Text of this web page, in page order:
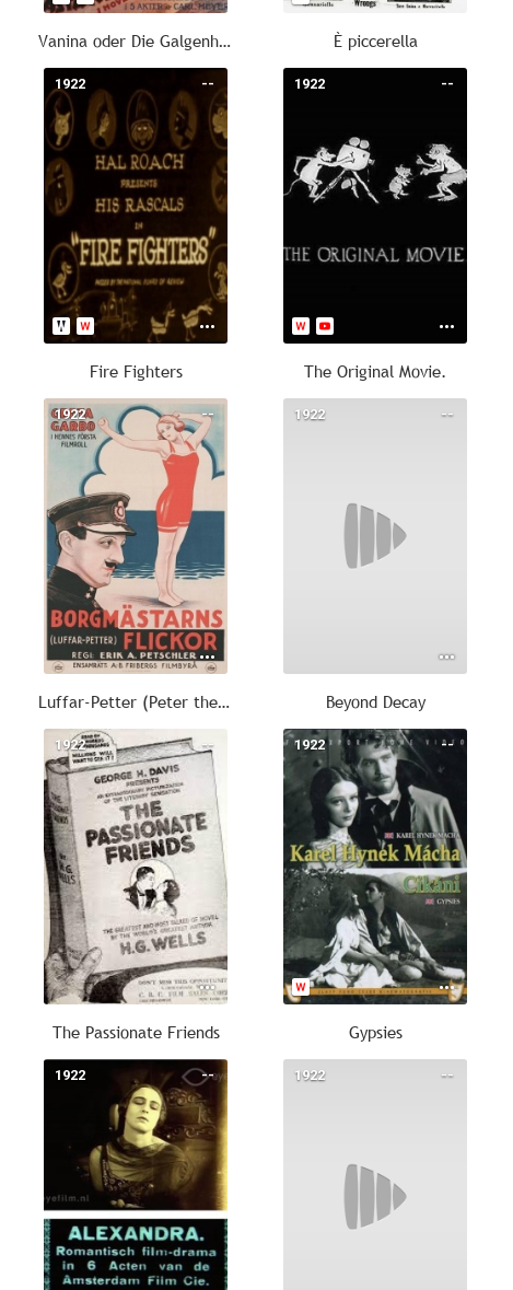
Vanina oder Die Galgenhochzeit (Vanina) È piccerella
--
1922
Fire Fighters
--
1922
The Original Movie.
--
1922
Luffar-Petter (Peter the Tramp)
--
1922
Beyond Decay
--
1922
The Passionate Friends
--
1922
Gypsies
--
1922 --
1922